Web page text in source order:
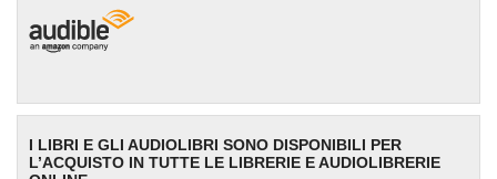
I LIBRI E GLI AUDIOLIBRI SONO DISPONIBILI PER
L’ACQUISTO IN TUTTE LE LIBRERIE E AUDIOLIBRERIE